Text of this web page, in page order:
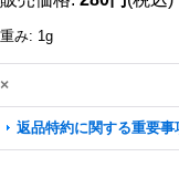
重み: 1g
×
返品特約に関する重要事